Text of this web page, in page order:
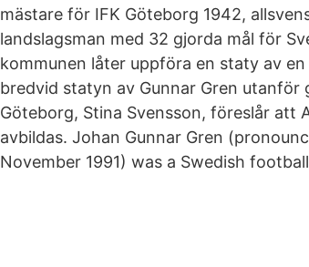
mästare för IFK Göteborg 1942,
landslagsman med 32 gjorda mål för
kommunen låter uppföra en staty av
bredvid statyn av Gunnar Gren utanför
Göteborg, Stina Svensson, föreslår att
avbildas. Johan Gunnar Gren
November 1991) was a Swedish